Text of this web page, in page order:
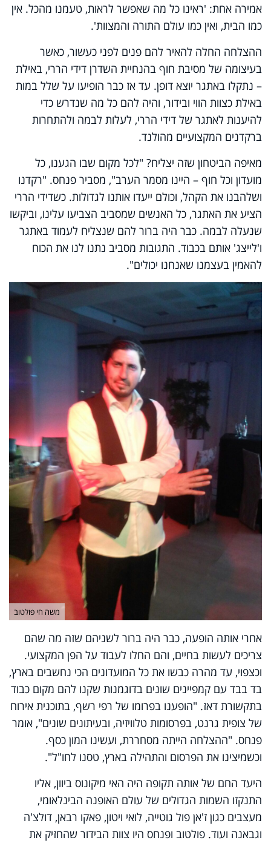
אמירה אחת: 'ראינו כל מה שאפשר לראות, טעמנו מהכל. אין
כמו הבית, ואין כמו עולם התורה והמצוות'.
ההצלחה החלה להאיר להם פנים לפני כעשור, כאשר
בעיצומה של מסיבת חוף בהנחיית השדרן דידי הררי, באילת
– נתקלו באתגר יוצא דופן. עד אז כבר הופיעו על שלל במות
באילת כצוות הווי ובידור, והיה להם כל מה שנדרש כדי
להיענות לאתגר של דידי הררי, לעלות לבמה ולהתחרות
ברקדנים המקצועיים מהולנד.
מאיפה הביטחון שזה יצליח? "לכל מקום שבו הגענו, כל
מועדון וכל חוף – היינו מסמר הערב", מסביר פנחס. "רקדנו
ושלהבנו את הקהל, וכולם ייעדו אותנו לגדולות. כשדידי הררי
הציע את האתגר, כל האנשים שמסביב הצביעו עלינו, וביקשו
שנעלה לבמה. כבר היה ברור להם שנצליח לעמוד באתגר
ו'לייצג' אותם בכבוד. התגובות מסביב נתנו לנו את הכוח
להאמין בעצמנו שאנחנו יכולים".
משה חי פולטוב
אחרי אותה הופעה, כבר היה ברור לשניהם שזה מה שהם
צריכים לעשות בחיים, והם החלו לעבוד על הפן המקצועי.
וכצפוי, עד מהרה כבשו את כל המועדונים הכי נחשבים בארץ,
בד בבד עם קמפיינים שונים בדוגמנות שקנו להם מקום כבוד
בתקשורת דאז. "הופענו בפרומו של רפי רשף, בתוכנית אירוח
של צופית גרנט, בפרסומות טלוויזיה, ובעיתונים שונים", אומר
פנחס. "ההצלחה הייתה מסחררת, ועשינו המון כסף.
וכשמיצינו את הפרסום והתהילה בארץ, טסנו לחו"ל".
היעד החם של אותה תקופה היה האי מיקונוס ביוון, אליו
התנקזו השמות הגדולים של עולם האופנה הבינלאומי,
מעצבים כגון ז'אן פול גוטייה, לואי ויטון, פאקו רבאן, דולצ'ה
וגבאנה ועוד. פולטוב ופנחס היו צוות הבידור שהחזיק את